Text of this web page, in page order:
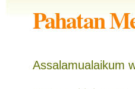
Pahatan
Assalamualaikum